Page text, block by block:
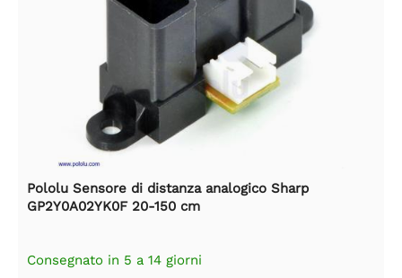
Pololu Sensore di distanza analogico Sharp
GP2Y0A02YK0F 20-150 cm
Consegnato in 5 a 14 giorni